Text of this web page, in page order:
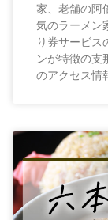
家、老舗の阿
気のラーメン
り券サービス
ンが特徴の支
のアクセス情